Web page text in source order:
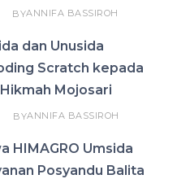
BYANNIFA BASSIROH
dan Unusida
Scratch kepada
Mojosari
BYANNIFA BASSIROH
HIMAGRO Umsida
Posyandu Balita